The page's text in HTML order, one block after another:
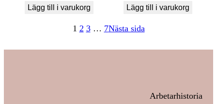
Lägg till i varukorg Lägg till i varukorg
1 2 3 … 7Nästa sida
Arbetarhistoria